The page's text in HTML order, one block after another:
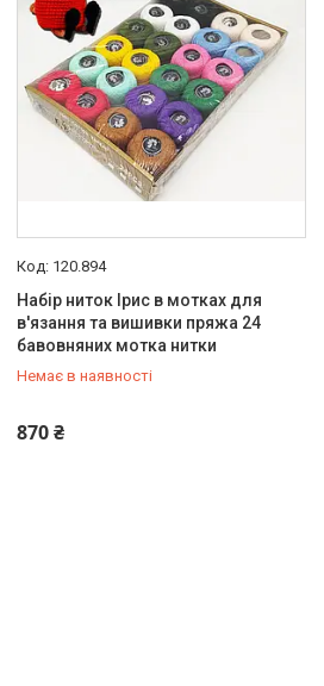
120.894
Набір ниток Ірис в мотках для
в'язання та вишивки пряжа 24
бавовняних мотка нитки
Немає в наявності
870 ₴
+380 (67) 647-30-00